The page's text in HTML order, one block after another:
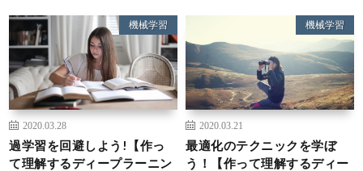
機械学習
2020.03.28
過学習を回避しよう!【作っ
て理解するディープラーニン
機械学習
2020.03.21
最適化のテクニックを学ぼ
う！【作って理解するディー